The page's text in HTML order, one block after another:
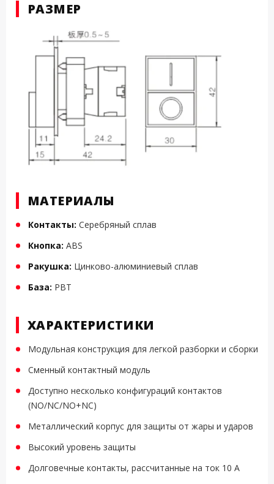
РАЗМЕР
МАТЕРИАЛЫ
Контакты: Серебряный сплав
Кнопка: ABS
Ракушка: Цинково-алюминиевый сплав
База: PBT
ХАРАКТЕРИСТИКИ
Модульная конструкция для легкой разборки и сборки
Сменный контактный модуль
Доступно несколько конфигураций контактов
(NO/NC/NO+NC)
Металлический корпус для защиты от жары и ударов
Высокий уровень защиты
Долговечные контакты, рассчитанные на ток 10 А